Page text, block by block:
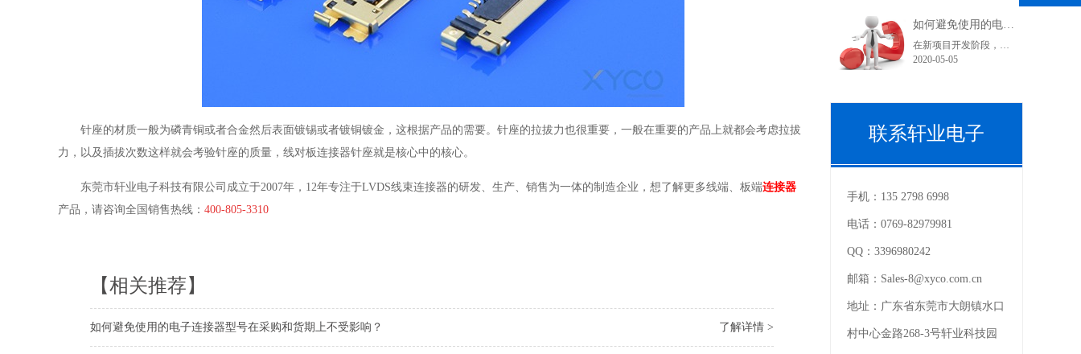
针座的材质一般为磷青铜或者合金然后表面镀锡或者镀铜镀金，这根据产品的需要。针座的拉拔力也很重要，一般在重要的产品上就都会考虑拉拔
力，以及插拔次数这样就会考验针座的质量，线对板连接器针座就是核心中的核心。
东莞市轩业电子科技有限公司成立于2007年，12年专注于LVDS线束连接器的研发、生产、销售为一体的制造企业，想了解更多线端、板端连接器
产品，请咨询全国销售热线： 400-805-3310
【相关推荐】
了解详情 >
如何避免使用的电子连接器型号在采购和货期上不受影响？
如何避免使用的电子连接器型号在采购和货期上不受影响？
在新项目开发阶段，很多采购人员在工作中可能都会遇到这样一个问题，工程师罗列出来的产品型号在索样上都困难重重，直到小批量试产时不是没有现货就是货期长。看到这里您可能在想曾经自己也经历过或正在经历之中，为什么会出现这种情况呢？随着电子产品结构的变化，电子连接器的更替也是比较快的。连接器在销售过程中......
2020-05-05
联系轩业电子
手机： 135 2798 6998
电话： 0769-82979981
QQ： 3396980242
邮箱： Sales-8@xyco.com.cn
地址： 广东省东莞市大朗镇水口
村中心金路268-3号轩业科技园